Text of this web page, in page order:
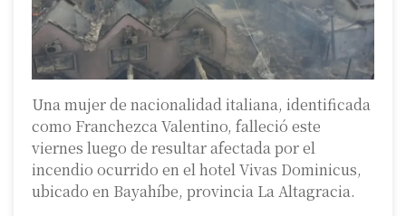
Una mujer de nacionalidad italiana, identificada
como Franchezca Valentino, falleció este
viernes luego de resultar afectada por el
incendio ocurrido en el hotel Vivas Dominicus,
ubicado en Bayahíbe, provincia La Altagracia.